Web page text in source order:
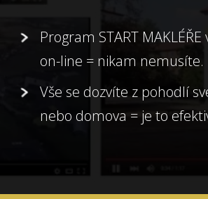
Program START
on-line = nikam nemusíte.
Vše se dozvíte z pohodlí
nebo domova = je to